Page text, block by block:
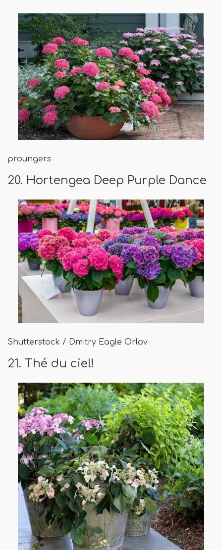
proungers
20. Hortengea Deep Purple Dance
Shutterstock / Dmitry Eagle Orlov
21. Thé du ciel!